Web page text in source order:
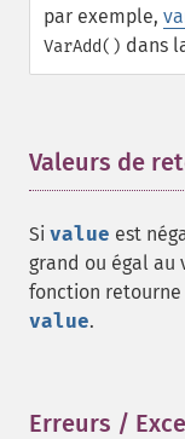
par exemple,
VarAdd() dans
Valeurs de
Si value est
grand ou égal au
fonction
value.
Erreurs /